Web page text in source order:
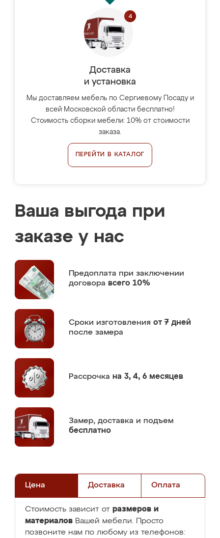
Доставка
и установка
Мы доставляем мебель по Сергиевому Посаду и
всей Московской области бесплатно!
Стоимость сборки мебели: 10% от стоимости
заказа.
ПЕРЕЙТИ В КАТАЛОГ
Ваша выгода при
заказе у нас
Предоплата при заключении
договора всего 10%
Сроки изготовления от 7 дней
после замера
Рассрочка на 3, 4, 6 месяцев
Замер, доставка и подъем
бесплатно
Цена Доставка Оплата
Стоимость зависит от размеров и
материалов Вашей мебели. Просто
позвоните нам по любому из телефонов: